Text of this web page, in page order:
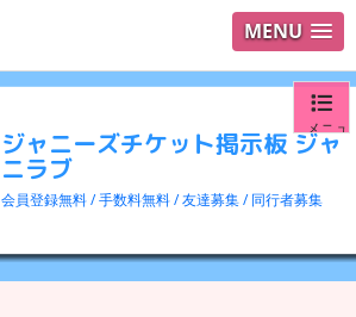
MENU
ジャニーズチケット掲示板 ジャ
ニラブ
会員登録無料 / 手数料無料 / 友達募集 / 同行者募集
メニュ
ログイ
ユーザ